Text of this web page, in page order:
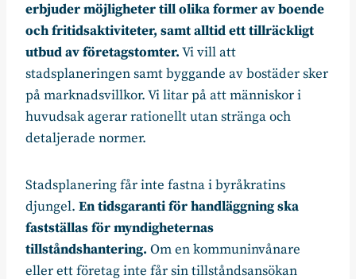
erbjuder möjligheter till olika former av boende
och fritidsaktiviteter, samt alltid ett tillräckligt
utbud av företagstomter.Vi vill att
stadsplaneringen samt byggande av bostäder sker
på marknadsvillkor. Vi litar på att människor i
huvudsak agerar rationellt utan stränga och
detaljerade normer.
Stadsplanering får inte fastna i byråkratins
djungel. En tidsgaranti för handläggning ska
fastställas för myndigheternas
tillståndshantering. Om en kommuninvånare
eller ett företag inte får sin tillståndsansökan